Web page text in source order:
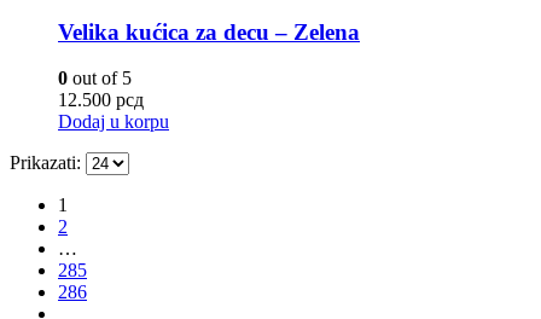
Velika kućica za decu – Zelena
0 out of 5
12.500 рсд
Dodaj u korpu
Prikazati:
1
2
…
285
286